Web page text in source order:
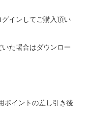
グインしてご購入頂い
た場合はダウンロー
ポイントの差し引き後